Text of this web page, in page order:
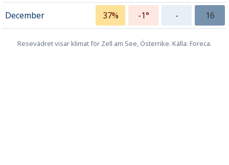
December 37% -1° - 16
Resevädret visar klimat för Zell am See, Österrike. Källa: Foreca.